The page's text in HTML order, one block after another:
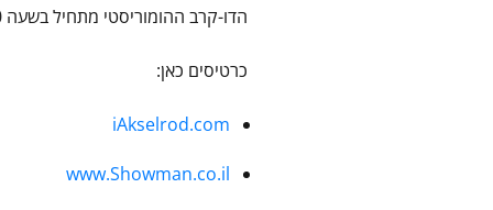
הדו-קרב ההומוריסטי מתחיל בשעה 20:00!
כרטיסים כאן:
iAkselrod.com
www.Showman.co.il